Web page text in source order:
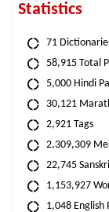
Statistics
71
58,915 Total
5,000 Hindi
30,121
2,921 Tags
2,309,309
22,745
1,153,927
1,048 English